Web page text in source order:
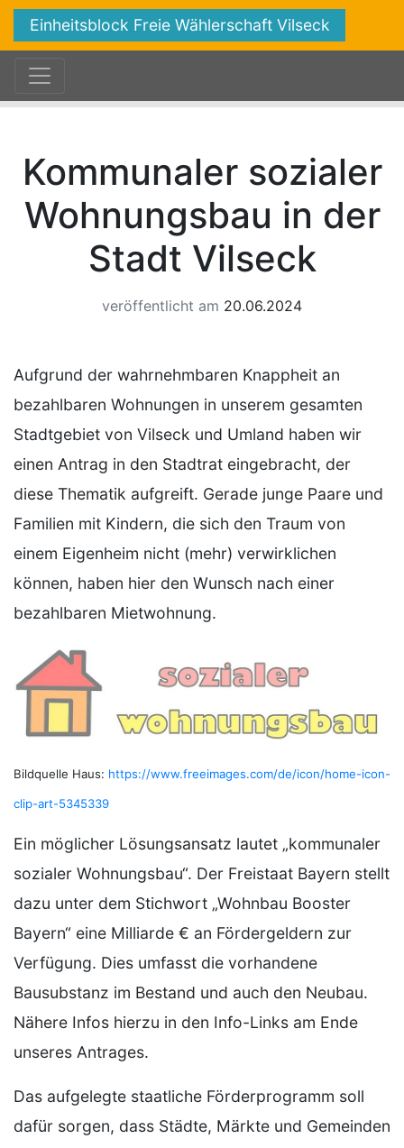
Einheitsblock Freie Wählerschaft Vilseck
Kommunaler sozialer
Wohnungsbau in der
Stadt Vilseck
veröffentlicht am 20.06.2024
Aufgrund der wahrnehmbaren Knappheit an
bezahlbaren Wohnungen in unserem gesamten
Stadtgebiet von Vilseck und Umland haben wir
einen Antrag in den Stadtrat eingebracht, der
diese Thematik aufgreift. Gerade junge Paare und
Familien mit Kindern, die sich den Traum von
einem Eigenheim nicht (mehr) verwirklichen
können, haben hier den Wunsch nach einer
bezahlbaren Mietwohnung.
Bildquelle Haus: https://www.freeimages.com/de/icon/home-icon-
clip-art-5345339
Ein möglicher Lösungsansatz lautet „kommunaler
sozialer Wohnungsbau“. Der Freistaat Bayern stellt
dazu unter dem Stichwort „Wohnbau Booster
Bayern“ eine Milliarde € an Fördergeldern zur
Verfügung. Dies umfasst die vorhandene
Bausubstanz im Bestand und auch den Neubau.
Nähere Infos hierzu in den Info-Links am Ende
unseres Antrages.
Das aufgelegte staatliche Förderprogramm soll
dafür sorgen, dass Städte, Märkte und Gemeinden